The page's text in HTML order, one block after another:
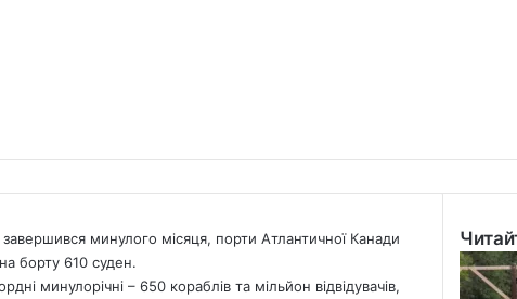
минулого місяця, порти Атлантичної Канади
борту 610 суден.
минулорічні – 650 кораблів та мільйон відвідувачів,
Close